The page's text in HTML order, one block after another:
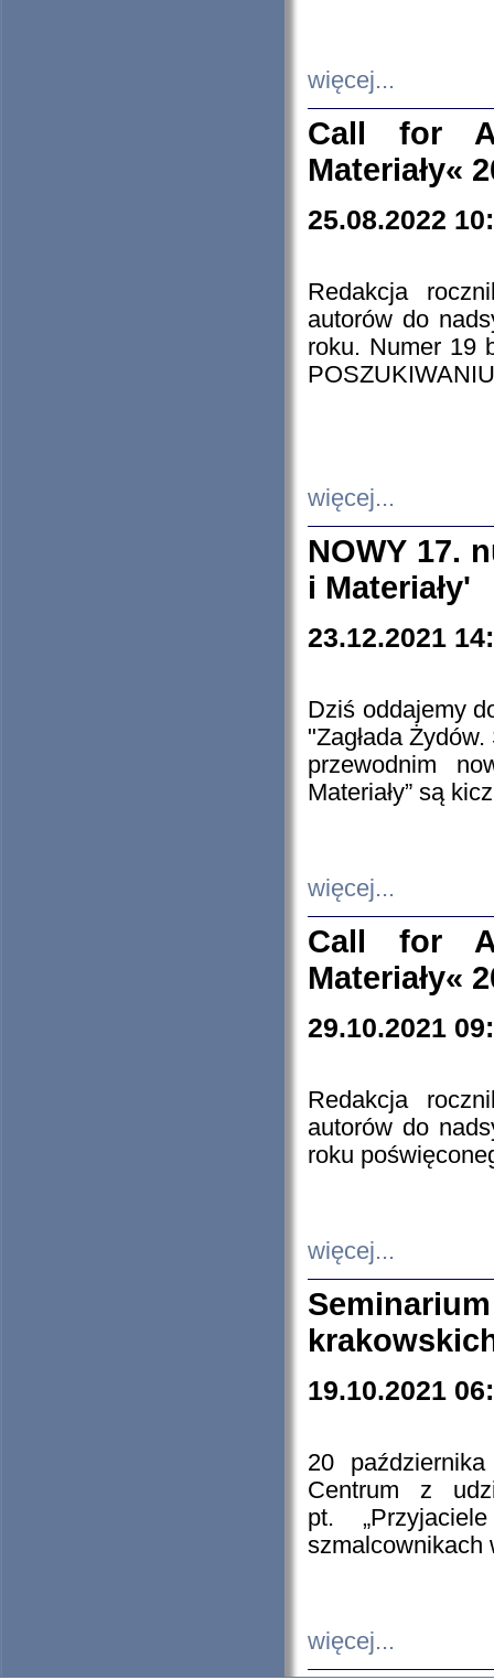
więcej...
Call for
Materiały«
25.08.2022
Redakcja
autorów do
roku. Numer 19
więcej...
NOWY 17.
i Materiały'
23.12.2021
Dziś oddajemy
"Zagłada
przewodnim
Materiały” są
więcej...
Call for
Materiały«
29.10.2021
Redakcja
autorów do
roku
więcej...
19.10.2021
20
Centrum z
pt.
szmalcownikach
więcej...